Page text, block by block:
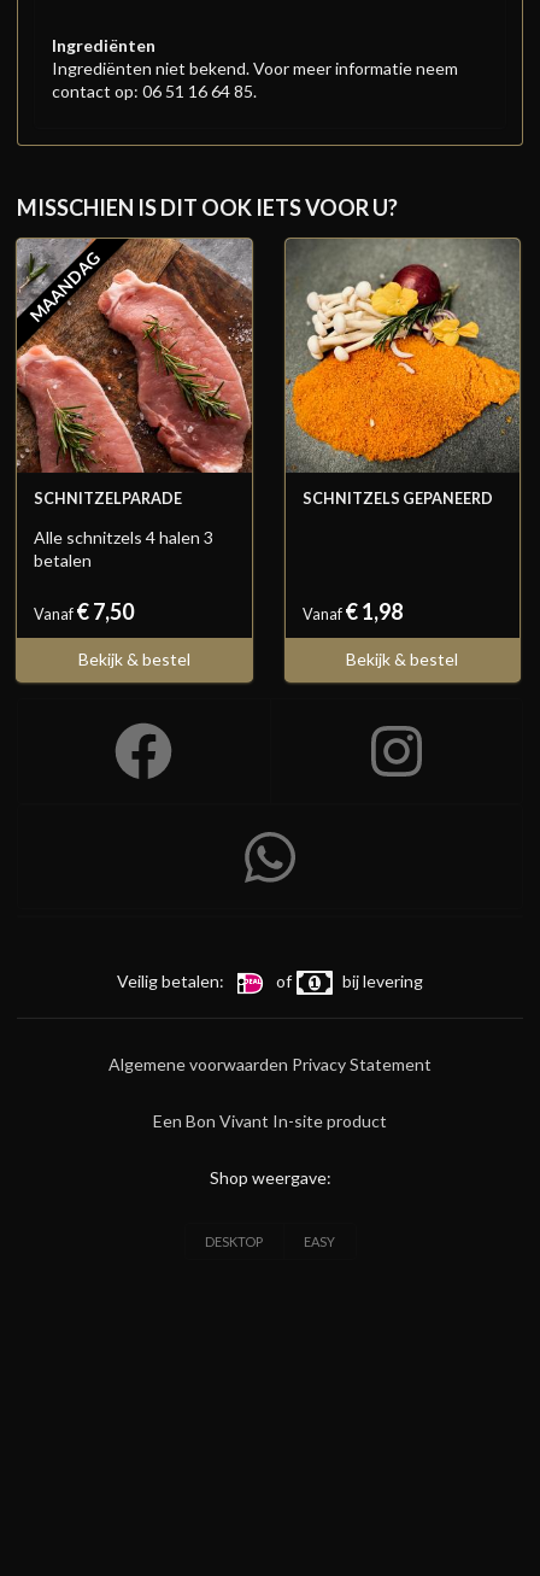
Ingrediënten
Ingrediënten niet bekend. Voor meer informatie neem
contact op: 06 51 16 64 85.
MISSCHIEN IS DIT OOK IETS VOOR U?
MAANDAG
SCHNITZELPARADE
Alle schnitzels 4 halen 3
betalen
Vanaf € 7,50
Bekijk & bestel
SCHNITZELS GEPANEERD
Vanaf € 1,98
Bekijk & bestel
Veilig betalen: of bij levering
Algemene voorwaarden Privacy Statement
Een Bon Vivant In-site product
Shop weergave:
DESKTOP EASY